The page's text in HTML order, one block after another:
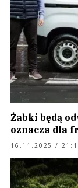
Żabki będą
oznacza dla
16.11.2025 /